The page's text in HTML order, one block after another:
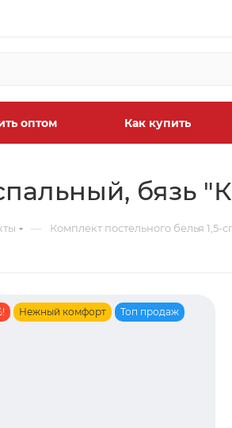
оптом Как купить
бязь
— Комплект постельного белья
Нежный комфорт Топ продаж